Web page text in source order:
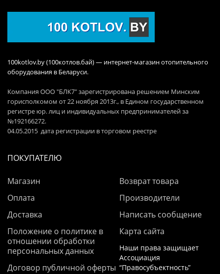
100kotlov.by (100котлов.бай) — интернет-магазин отопительного
оборудования в Беларуси.
Компания ООО "БЛК7" зарегистрирована решением Минским
горисполкомом от 22 ноября 2013г., в Едином государственном
регистре юр. лиц и индивидуальных предпринимателей за
№192166272.
04.05.2015 дата регистрации в торговом реестре
ПОКУПАТЕЛЮ
Магазин
Оплата
Доставка
Положение о политике в
отношении обработки
персональных данных
Договор публичной оферты
Возврат товара
Производители
Написать сообщение
Карта сайта
Наши права защищает
Ассоциация
“Правосубъектность”